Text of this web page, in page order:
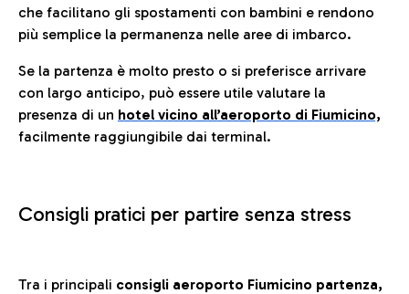
che facilitano gli spostamenti con bambini e rendono
più semplice la permanenza nelle aree di imbarco.
Se la partenza è molto presto o si preferisce arrivare
con largo anticipo, può essere utile valutare la
presenza di un hotel vicino all’aeroporto di Fiumicino,
facilmente raggiungibile dai terminal.
Consigli pratici per partire senza stress
Tra i principali consigli aeroporto Fiumicino partenza,